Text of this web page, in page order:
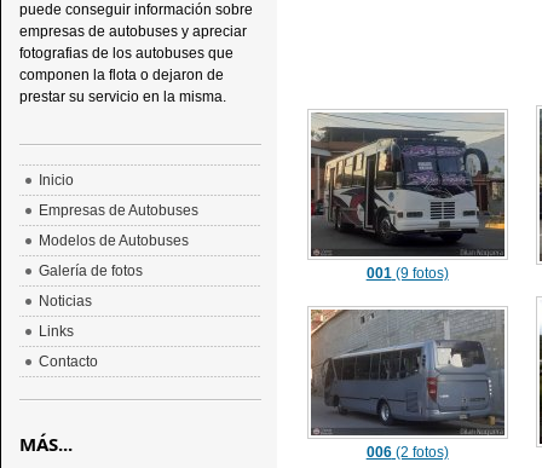
001(9 fotos)
006(2 fotos)
puede conseguir información sobre
empresas de autobuses y apreciar
fotografias de los autobuses que
componen la flota o dejaron de
prestar su servicio en la misma.
Inicio
Empresas de Autobuses
Modelos de Autobuses
Galería de fotos
Noticias
Links
Contacto
MÁS...